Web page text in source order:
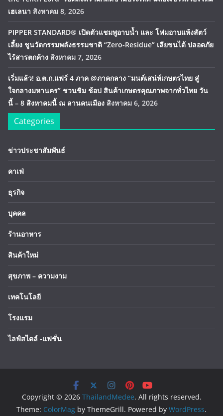
เฮเลนา สิงหาคม 8, 2026
PIPPER STANDARD® เปิดตัวแชมพูอาบน้ำ และ โฟมอาบแห้งสัตว์
เลี้ยง ชูนวัตกรรมพลังธรรมชาติ “Zero-Residue” เลียขนได้ ปลอดภัย
ไร้สารตกค้าง สิงหาคม 7, 2026
เริ่มแล้ว! อ.ต.ก.แฟร์ 4 ภาค @ภาคกลาง “มนต์เสน่ห์เกษตรไทย สู่
ใจกลางมหานคร” ชวนชิม ช้อป สินค้าเกษตรคุณภาพจากทั่วไทย วัน
นี้ – 8 สิงหาคมนี้ ณ ลานคนเมือง สิงหาคม 6, 2026
Categories
ข่าวประชาสัมพันธ์
คาเฟ่
ธุรกิจ
บุคคล
ร้านอาหาร
สินค้าใหม่
สุขภาพ – ความงาม
เทคโนโลยี
โรงแรม
ไลฟ์สไตล์ -แฟชั่น
Copyright © 2026 ThailandMedee. All rights reserved.
Theme: ColorMag by ThemeGrill. Powered by WordPress.